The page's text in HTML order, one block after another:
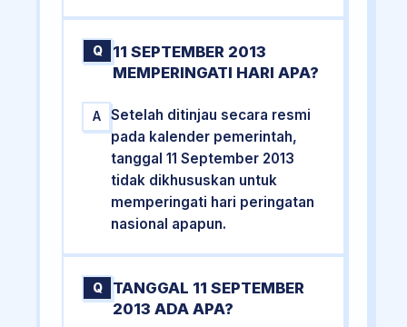
Q
11 SEPTEMBER 2013
MEMPERINGATI HARI APA?
A
Setelah ditinjau secara resmi
pada kalender pemerintah,
tanggal 11 September 2013
tidak dikhususkan untuk
memperingati hari peringatan
nasional apapun.
Q
TANGGAL 11 SEPTEMBER
2013 ADA APA?